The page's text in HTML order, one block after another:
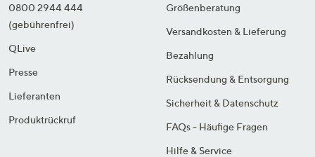
0800 2944 444
(gebührenfrei)
QLive
Presse
Lieferanten
Produktrückruf
Größenberatung
Versandkosten & Lieferung
Bezahlung
Rücksendung & Entsorgung
Sicherheit & Datenschutz
FAQs - Häufige Fragen
Hilfe & Service